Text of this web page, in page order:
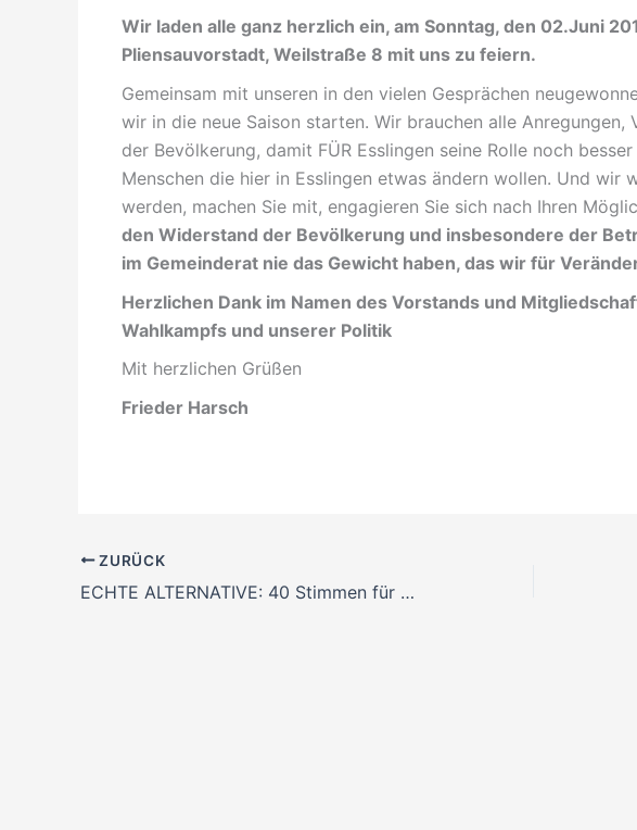
Wir laden alle ganz herzlich ein, am Sonntag, den 02.Juni
Pliensauvorstadt, Weilstraße 8 mit uns zu feiern.
Gemeinsam mit unseren in den vielen Gesprächen
wir in die neue Saison starten. Wir brauchen alle Anregungen,
der Bevölkerung, damit FÜR Esslingen seine Rolle noch
Menschen die hier in Esslingen etwas ändern wollen. Und wir
werden, machen Sie mit, engagieren Sie sich nach Ihren
den Widerstand der Bevölkerung und insbesondere der
im Gemeinderat nie das Gewicht haben, das wir für
Herzlichen Dank im Namen des Vorstands und
Wahlkampfs und unserer Politik
Mit herzlichen Grüßen
Frieder Harsch
ZURÜCK
ECHTE ALTERNATIVE: 40 Stimmen für FÜR Esslingen